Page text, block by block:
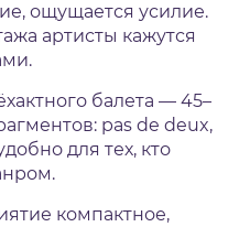
ощущается усилие.
артисты кажутся
балета — 45–
pas de deux,
для тех, кто
компактное,